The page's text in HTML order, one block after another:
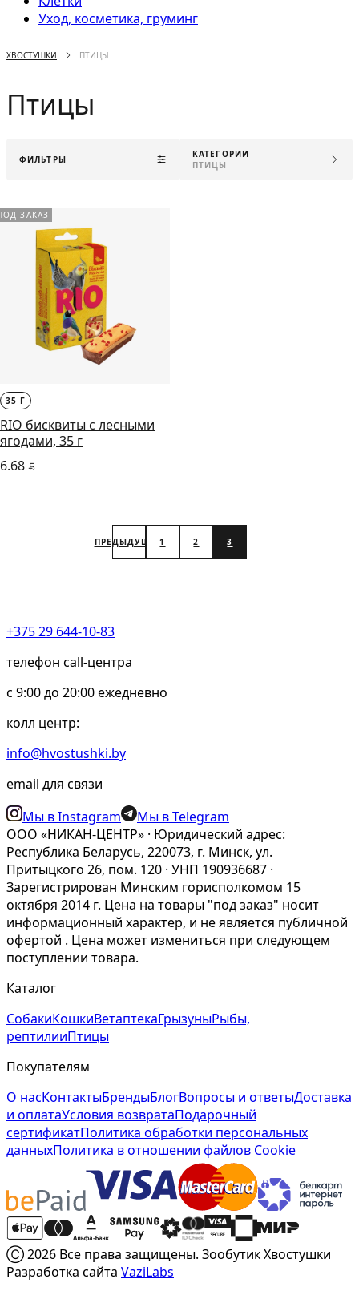
Уход, косметика, груминг
ХВОСТУШКИ ПТИЦЫ
Птицы
ФИЛЬТРЫ
КАТЕГОРИИ
ПТИЦЫ
ЗАКАЗ
35 Г
RIO бисквиты с лесными
ягодами, 35 г
6.68 BYN
ПРЕДЫДУЩАЯ
1 2 3
+375 29 644-10-83
телефон call-центра
c 9:00 до 20:00 ежедневно
колл центр:
info@hvostushki.by
email для связи
Мы в Instagram
Мы в Telegram
ООО «НИКАН-ЦЕНТР» · Юридический адрес:
Республика Беларусь, 220073, г. Минск, ул.
Притыцкого 26, пом. 120 · УНП 190936687 ·
Зарегистрирован Минским горисполкомом 15
октября 2014 г. Цена на товары "под заказ" носит
информационный характер, и не является публичной
офертой . Цена может измениться при следующем
поступлении товара.
Каталог
СобакиКошкиВетаптекаГрызуныРыбы,
рептилииПтицы
Покупателям
О насКонтактыБрендыБлогВопросы и ответыДоставка
и оплатаУсловия возвратаПодарочный
сертификатПолитика обработки персональных
данныхПолитика в отношении файлов Cookie
Ⓒ 2026 Все права защищены. Зообутик Хвостушки
Разработка сайта VaziLabs